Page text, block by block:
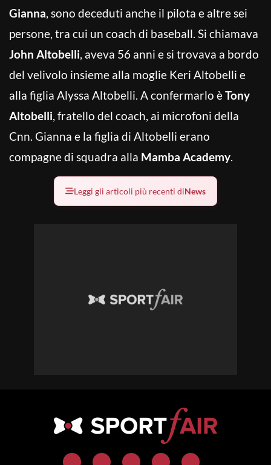
Gianna, sono deceduti anche il pilota e altre sei
persone, tra cui un coach di baseball. Si chiamava
John Altobelli, aveva 56 anni e si trovava a bordo
del velivolo insieme alla moglie Keri Altobelli e
alla figlia Alyssa Altobelli. A confermarlo èTony
Altobelli, fratello del coach, ai microfoni della
Cnn. Gianna e la figlia di Altobelli erano
compagne di squadra alla Mamba Academy.
Leggi gli articoli più recenti diNews